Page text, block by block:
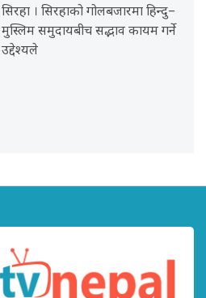
सिरहा । सिरहाको गोलबजारमा हिन्दु–
मुस्लिम समुदायबीच सद्भाव कायम गर्ने
उद्देश्यले